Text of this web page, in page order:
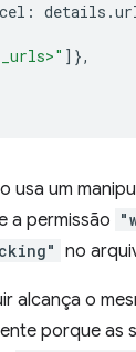
: details .
]},
usa um
a permissão
no
alcança o
porque as